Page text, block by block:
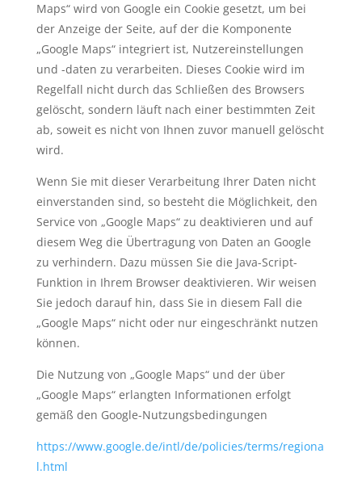
Maps“ wird von Google ein Cookie gesetzt, um bei
der Anzeige der Seite, auf der die Komponente
„Google Maps“ integriert ist, Nutzereinstellungen
und -daten zu verarbeiten. Dieses Cookie wird im
Regelfall nicht durch das Schließen des Browsers
gelöscht, sondern läuft nach einer bestimmten Zeit
ab, soweit es nicht von Ihnen zuvor manuell gelöscht
wird.
Wenn Sie mit dieser Verarbeitung Ihrer Daten nicht
einverstanden sind, so besteht die Möglichkeit, den
Service von „Google Maps“ zu deaktivieren und auf
diesem Weg die Übertragung von Daten an Google
zu verhindern. Dazu müssen Sie die Java-Script-
Funktion in Ihrem Browser deaktivieren. Wir weisen
Sie jedoch darauf hin, dass Sie in diesem Fall die
„Google Maps“ nicht oder nur eingeschränkt nutzen
können.
Die Nutzung von „Google Maps“ und der über
„Google Maps“ erlangten Informationen erfolgt
gemäß den Google-Nutzungsbedingungen
https://www.google.de/intl/de/policies/terms/regiona
l.html